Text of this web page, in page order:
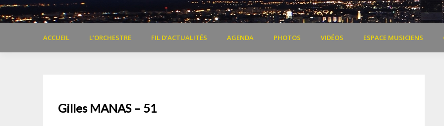
ACCUEIL L’ORCHESTRE FIL D’ACTUALITÉS AGENDA PHOTOS VIDÉOS ESPACE MUSICIENS
Gilles MANAS – 51